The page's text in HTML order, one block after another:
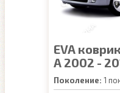
EVA
A 2002 -
Поколение: 1